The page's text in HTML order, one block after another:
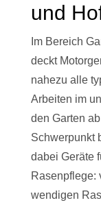
und
Im Bereich
deckt
nahezu alle
Arbeiten im
den Garten
Schwerpunkt
dabei Geräte
Rasenpflege:
wendigen